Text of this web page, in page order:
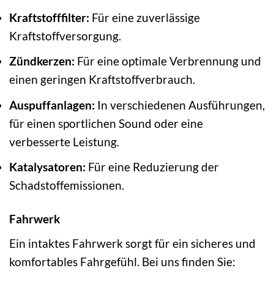
Kraftstofffilter: Für eine zuverlässige
Kraftstoffversorgung.
Zündkerzen: Für eine optimale Verbrennung und
einen geringen Kraftstoffverbrauch.
Auspuffanlagen: In verschiedenen Ausführungen,
für einen sportlichen Sound oder eine
verbesserte Leistung.
Katalysatoren: Für eine Reduzierung der
Schadstoffemissionen.
Fahrwerk
Ein intaktes Fahrwerk sorgt für ein sicheres und
komfortables Fahrgefühl. Bei uns finden Sie: